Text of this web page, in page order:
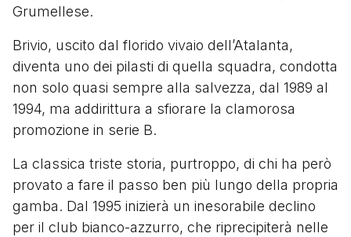
Grumellese.
Brivio, uscito dal florido vivaio dell’Atalanta,
diventa uno dei pilasti di quella squadra, condotta
non solo quasi sempre alla salvezza, dal 1989 al
1994, ma addirittura a sfiorare la clamorosa
promozione in serie B.
La classica triste storia, purtroppo, di chi ha però
provato a fare il passo ben più lungo della propria
gamba. Dal 1995 inizierà un inesorabile declino
per il club bianco-azzurro, che riprecipiterà nelle